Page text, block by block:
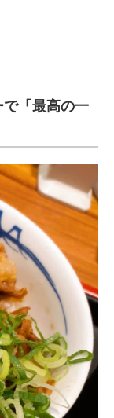
で「最高の一